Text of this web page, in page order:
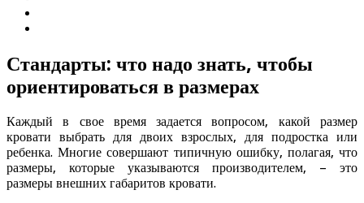
Стандарты: что надо знать, чтобы
ориентироваться в размерах
Каждый в свое время задается вопросом, какой размер
кровати выбрать для двоих взрослых, для подростка или
ребенка. Многие совершают типичную ошибку, полагая, что
размеры, которые указываются производителем, – это
размеры внешних габаритов кровати.